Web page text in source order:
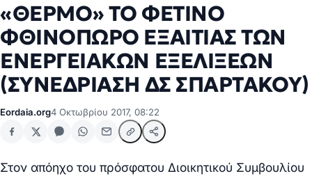
«ΘΕΡΜΟ» ΤΟ ΦΕΤΙΝΟ
ΦΘΙΝΟΠΩΡΟ ΕΞΑΙΤΙΑΣ ΤΩΝ
ΕΝΕΡΓΕΙΑΚΩΝ ΕΞΕΛΙΞΕΩΝ
(ΣΥΝΕΔΡΙΑΣΗ ΔΣ ΣΠΑΡΤΑΚΟΥ)
Eordaia.org4 Οκτωβρίου 2017, 08:22
Στον απόηχο του πρόσφατου Διοικητικού Συμβουλίου